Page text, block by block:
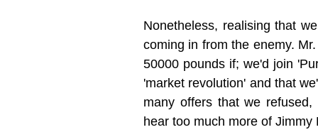
Nonetheless, realising that
coming in from the enemy.
50000 pounds if; we'd join
'market revolution' and that
many offers that we
hear too much more of Jimmy